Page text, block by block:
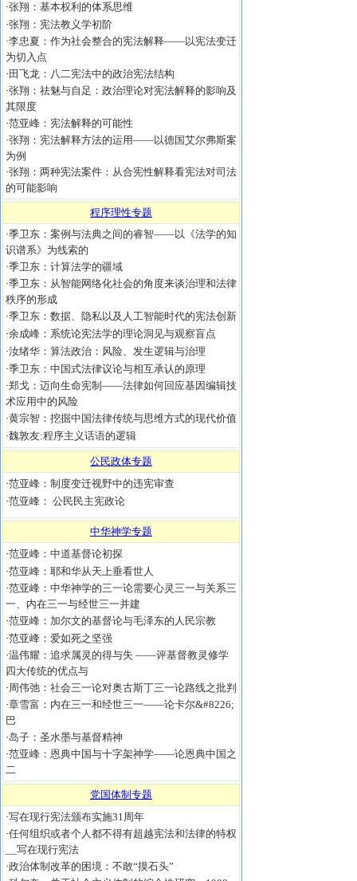
·张翔：基本权利的体系思维
·张翔：宪法教义学初阶
·李忠夏：作为社会整合的宪法解释——以宪法变迁
为切入点
· 田飞龙：八二宪法中的政治宪法结构
·张翔：祛魅与自足：政治理论对宪法解释的影响及
其限度
·范亚峰：宪法解释的可能性
·张翔：宪法解释方法的运用——以德国艾尔弗斯案
为例
·张翔：两种宪法案件：从合宪性解释看宪法对司法
的可能影响
程序理性专题
·季卫东：案例与法典之间的睿智——以《法学的知
识谱系》为线索的
·季卫东：计算法学的疆域
·季卫东：从智能网络化社会的角度来谈治理和法律
秩序的形成
·季卫东：数据、隐私以及人工智能时代的宪法创新
·余成峰：系统论宪法学的理论洞见与观察盲点
·汝绪华：算法政治：风险、发生逻辑与治理
·季卫东：中国式法律议论与相互承认的原理
·郑戈：迈向生命宪制——法律如何回应基因编辑技
术应用中的风险
·黄宗智：挖掘中国法律传统与思维方式的现代价值
·魏敦友:程序主义话语的逻辑
公民政体专题
·范亚峰：制度变迁视野中的违宪审查
·范亚峰： 公民民主宪政论
中华神学专题
·范亚峰：中道基督论初探
·范亚峰：耶和华从天上垂看世人
·范亚峰：中华神学的三一论需要心灵三一与关系三
一、内在三一与经世三一并建
·范亚峰：加尔文的基督论与毛泽东的人民宗教
·范亚峰：爱如死之坚强
·温伟耀：追求属灵的得与失 ——评基督教灵修学
四大传统的优点与
·周伟弛：社会三一论对奥古斯丁三一论路线之批判
·章雪富：内在三一和经世三一——论卡尔&#8226;
巴
·岛子：圣水墨与基督精神
·范亚峰：恩典中国与十字架神学——论恩典中国之
二
党国体制专题
·写在现行宪法颁布实施31周年
·任何组织或者个人都不得有超越宪法和法律的特权
__写在现行宪法
·政治体制改革的困境：不敢“摸石头”